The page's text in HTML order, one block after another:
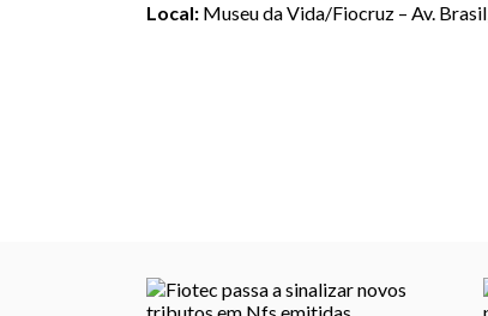
Local: Museu da Vida/Fiocruz – Av.